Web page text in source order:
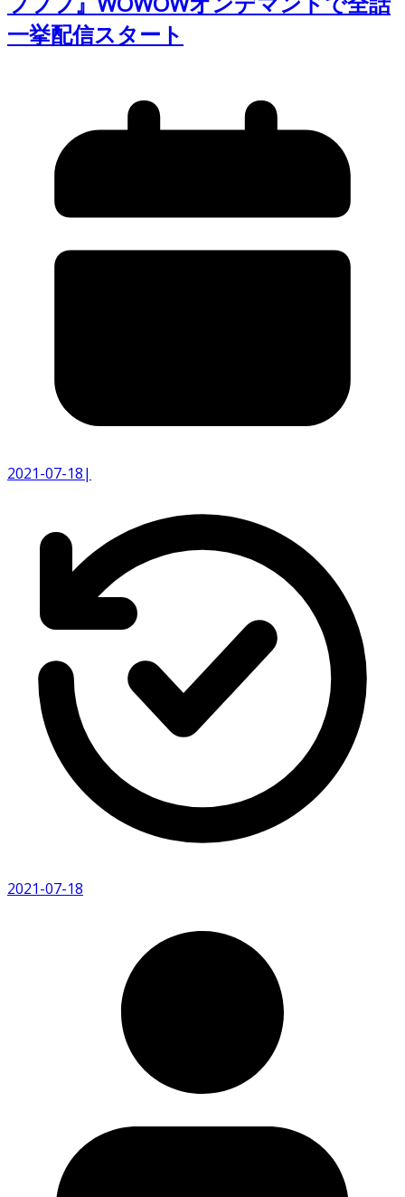
一挙配信スタート
2021-07-18|
2021-07-18